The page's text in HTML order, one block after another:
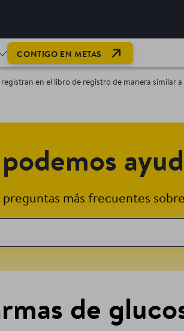
CONTIGO EN METAS
en el libro de registro de manera similar
preguntas más frecuentes
de